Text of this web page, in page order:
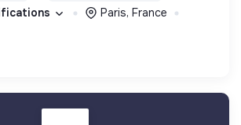
Paris, France